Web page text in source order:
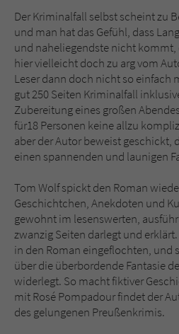
Der Kriminalfall selbst scheint zu
und man hat das Gefühl, dass
und naheliegendste nicht kommt,
hier vielleicht doch zu arg vom
Leser dann doch nicht so einfach
gut 250 Seiten Kriminalfall
Zubereitung eines großen
für18 Personen keine allzu
aber der Autor beweist geschickt,
einen spannenden und launigen
Tom Wolf spickt den Roman
Geschichtchen, Anekdoten und
gewohnt im lesenswerten,
zwanzig Seiten darlegt und
in den Roman eingeflochten, und
über die überbordende Fantasie
widerlegt. So macht fiktiver
mit Rosé Pompadour findet der
des gelungenen Preußenkrimis.